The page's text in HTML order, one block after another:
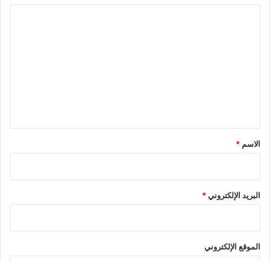
*
الاسم *
البريد الإلكتروني*
الموقع الإلكتروني